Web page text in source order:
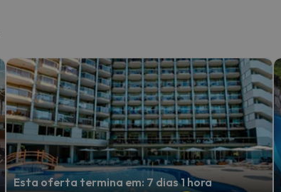
Esta oferta termina em: 7 dias 1 hora